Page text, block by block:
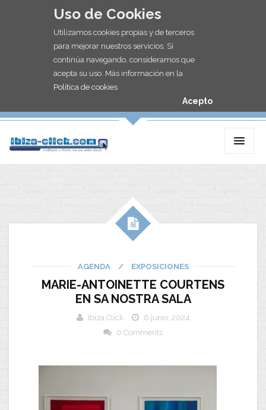
Uso de Cookies
Utilizamos cookies propias y de terceros
para mejorar nuestros servicios. Si
continúa navegando, consideramos que
acepta su uso. Más información en la
Política de cookies
Acepto
AGENDA / EXPOSICIONES
MARIE-ANTOINETTE COURTENS
EN SA NOSTRA SALA
Ibiza Click
6 junio, 2024
0 Comments